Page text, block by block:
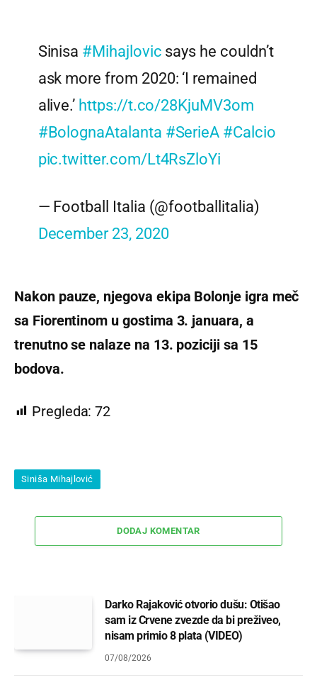
Sinisa #Mihajlovic says he couldn’t
ask more from 2020: ‘I remained
alive.’ https://t.co/28KjuMV3om
#BolognaAtalanta #SerieA #Calcio
pic.twitter.com/Lt4RsZloYi
— Football Italia (@footballitalia)
December 23, 2020
Nakon pauze, njegova ekipa Bolonje igra meč
sa Fiorentinom u gostima 3. januara, a
trenutno se nalaze na 13. poziciji sa 15
bodova.
Pregleda: 72
Siniša Mihajlović
DODAJ KOMENTAR
Darko Rajaković otvorio dušu: Otišao
sam iz Crvene zvezde da bi preživeo,
nisam primio 8 plata (VIDEO)
07/08/2026